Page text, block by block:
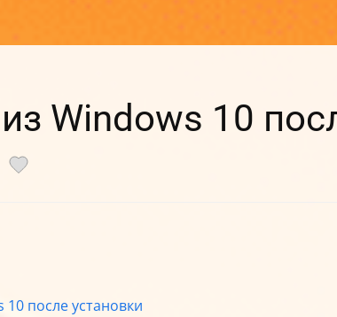
Windows 10
после установки